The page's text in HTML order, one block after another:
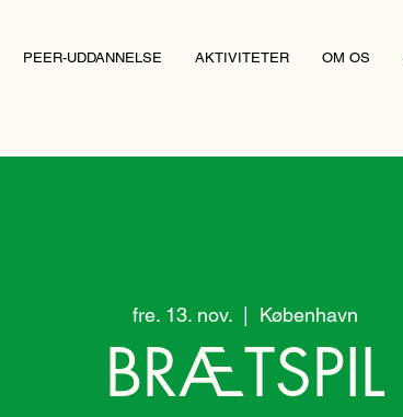
PEER-UDDANNELSE AKTIVITETER OM OS
fre. 13. nov.
  |
København
BRÆTSPIL